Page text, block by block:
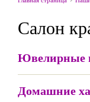
Салон
Ювелирные
Домашние